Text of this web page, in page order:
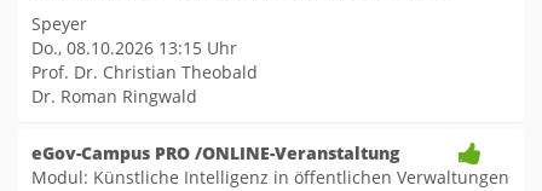
Speyer
Do., 08.10.2026 13:15 Uhr
Prof. Dr. Christian Theobald
Dr. Roman Ringwald
eGov-Campus PRO /ONLINE-Veranstaltung
Modul: Künstliche Intelligenz in öffentlichen Verwaltungen